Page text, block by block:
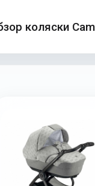
коляски